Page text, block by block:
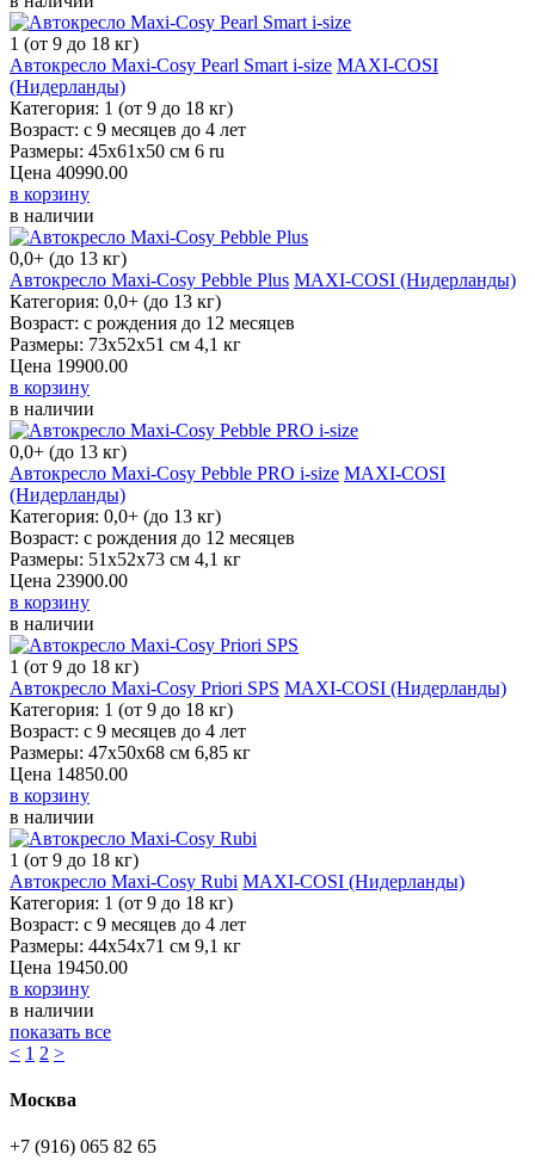
1 (от 9 до 18 кг)
Автокресло Maxi-Cosy Pearl Smart i-size MAXI-COSI (Нидерланды)
Категория: 1 (от 9 до 18 кг)
Возраст: с 9 месяцев до 4 лет
Размеры: 45х61х50 см 6 ru
Цена 40990.00
в корзину
в наличии
0,0+ (до 13 кг)
Автокресло Maxi-Cosy Pebble Plus MAXI-COSI (Нидерланды)
Категория: 0,0+ (до 13 кг)
Возраст: с рождения до 12 месяцев
Размеры: 73х52х51 см 4,1 кг
Цена 19900.00
в корзину
в наличии
0,0+ (до 13 кг)
Автокресло Maxi-Cosy Pebble PRO i-size MAXI-COSI (Нидерланды)
Категория: 0,0+ (до 13 кг)
Возраст: с рождения до 12 месяцев
Размеры: 51х52х73 см 4,1 кг
Цена 23900.00
в корзину
в наличии
1 (от 9 до 18 кг)
Автокресло Maxi-Cosy Priori SPS MAXI-COSI (Нидерланды)
Категория: 1 (от 9 до 18 кг)
Возраст: с 9 месяцев до 4 лет
Размеры: 47х50х68 см 6,85 кг
Цена 14850.00
в корзину
в наличии
1 (от 9 до 18 кг)
Автокресло Maxi-Cosy Rubi MAXI-COSI (Нидерланды)
Категория: 1 (от 9 до 18 кг)
Возраст: с 9 месяцев до 4 лет
Размеры: 44х54х71 см 9,1 кг
Цена 19450.00
в корзину
в наличии
показать все
< 1 2 >
Москва
+7 (916) 065 82 65